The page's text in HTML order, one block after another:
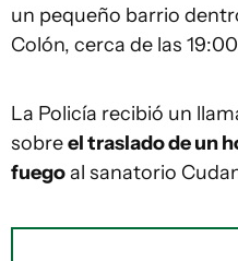
un pequeño barrio
Colón, cerca de las
La Policía recibió un
sobreel traslado de un
fuegoal sanatorio